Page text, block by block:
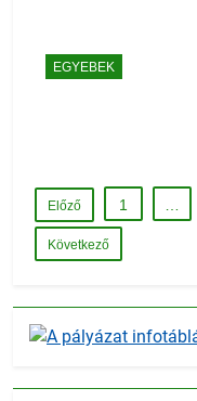
EGYEBEK
Előző 1
Következő